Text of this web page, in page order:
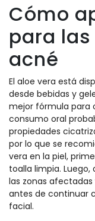
Cómo
para
acné
El aloe vera está
desde bebidas y
mejor fórmula para
consumo oral
propiedades
por lo que se
vera en la piel,
toalla limpia.
las zonas
antes de continuar
facial.